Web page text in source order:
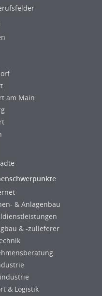
am Main
& Anlagenbau
& -zulieferer
& Logistik